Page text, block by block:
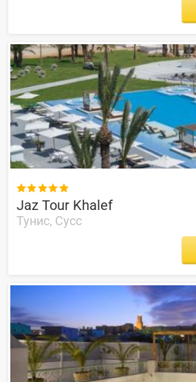

Jaz Tour Khalef
Тунис, Сусс